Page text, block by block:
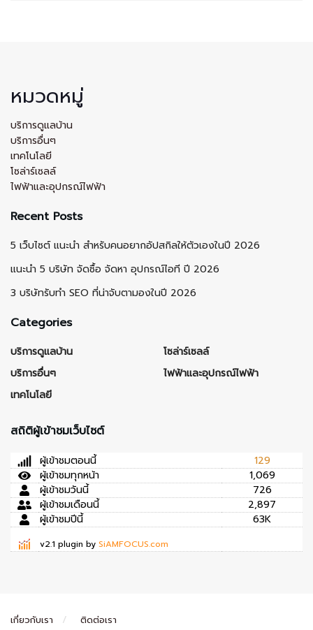
หมวดหมู่
บริการดูแลบ้าน
บริการอื่นๆ
เทคโนโลยี
โซล่าร์เซลล์
ไฟฟ้าและอุปกรณ์ไฟฟ้า
Recent Posts
5 เว็บไซต์ แนะนำ สำหรับคนอยากอัปสกิลให้ตัวเองในปี 2026
แนะนำ 5 บริษัท จัดซื้อ จัดหา อุปกรณ์ไอที ปี 2026
3 บริษัทรับทำ SEO ที่น่าจับตามองในปี 2026
Categories
บริการดูแลบ้าน
บริการอื่นๆ
เทคโนโลยี
โซล่าร์เซลล์
ไฟฟ้าและอุปกรณ์ไฟฟ้า
สถิติผู้เข้าชมเว็บไซต์
ผู้เข้าชมตอนนี้
129
ผู้เข้าชมทุกหน้า
1,069
ผู้เข้าชมวันนี้
726
ผู้เข้าชมเดือนนี้
2,897
ผู้เข้าชมปีนี้
63K
v2.1 plugin by SiAMFOCUS.com
เกี่ยวกับเรา ติดต่อเรา